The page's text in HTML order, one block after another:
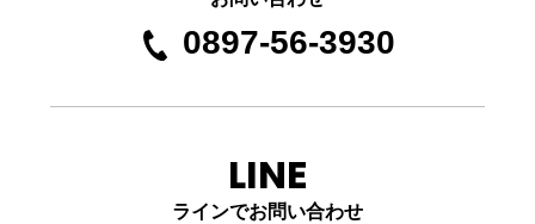
0897-56-3930
LINE
ラインでお問い合わせ